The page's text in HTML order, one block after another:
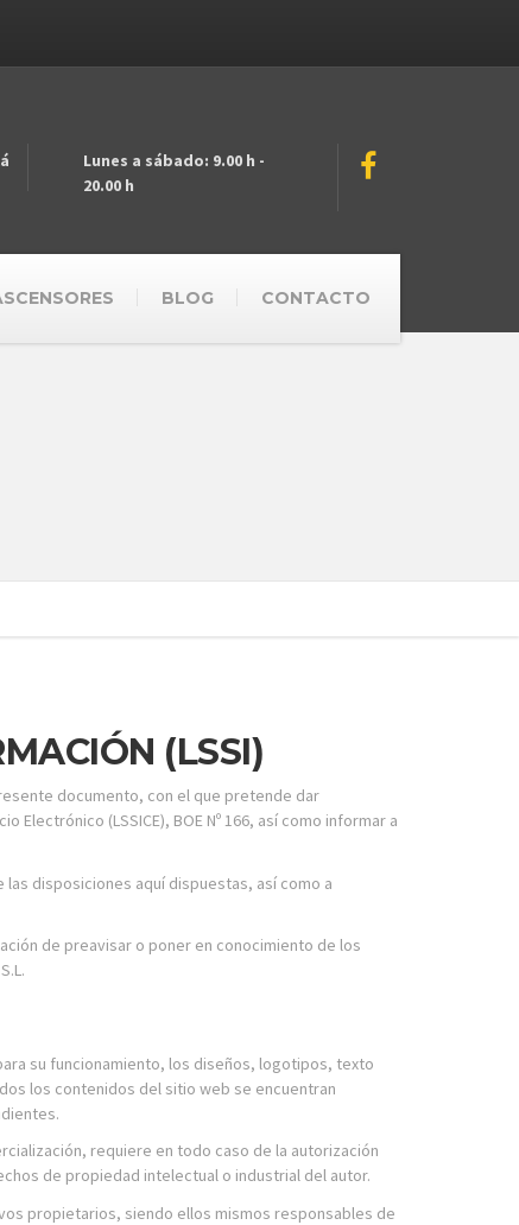
Lunes a sábado: 9.00 h -
20.00 h
BLOG CONTACTO
(LSSI)
documento, con el que pretende dar
(LSSICE), BOE Nº 166, así como informar a
disposiciones aquí dispuestas, así como a
de preavisar o poner en conocimiento de los
su funcionamiento, los diseños, logotipos, texto
los contenidos del sitio web se encuentran
requiere en todo caso de la autorización
de propiedad intelectual o industrial del autor.
propietarios, siendo ellos mismos responsables de